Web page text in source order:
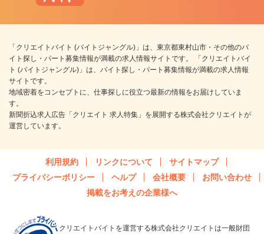
「クリエイトバイト (バイトジャングル)」は、東京都東村山市・その他のバ
イト探し・パート募集情報が満載の求人情報サイトです。 「クリエイトバイ
ト (バイトジャングル)」は、バイト探し・パート募集情報が満載の求人情報
サイトです。
地域密着をコンセプトに、仕事探しに役立つ最新の情報をお届けしていま
す。
新聞折込求人広告「クリエイト 求人特集」を展開する株式会社クリエイトが
運営しています。
利用規約 リンクについて
サイトマップ
プライバシーポリシー
ヘルプ 会社概要
お問い合わせ
掲載をお考えの企業様へ
クリエイトバイトを運営する株式会社クリエイトは一般財団